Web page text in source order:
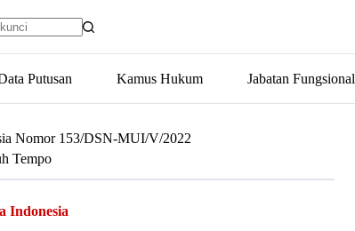
Putusan Kamus Hukum Jabatan Fungsional
Nomor 153/DSN-MUI/V/2022
Tempo
Indonesia